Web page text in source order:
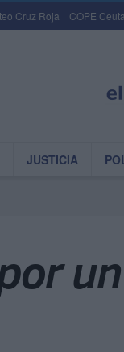
Cruz Roja COPE Ceuta
JUSTICIA